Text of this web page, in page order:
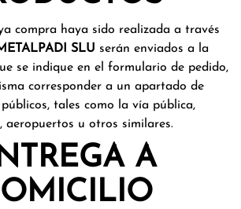
compra haya sido realizada a través
SLU serán enviados a la
se indique en el formulario de pedido,
corresponder a un apartado de
tales como la vía pública,
aeropuertos u otros similares.
A